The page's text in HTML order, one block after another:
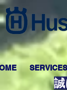
SERVICES